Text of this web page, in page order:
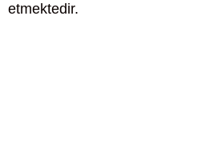
etmektedir.